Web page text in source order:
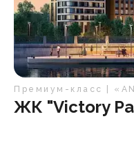
Премиум-класс |
ЖК "Victory